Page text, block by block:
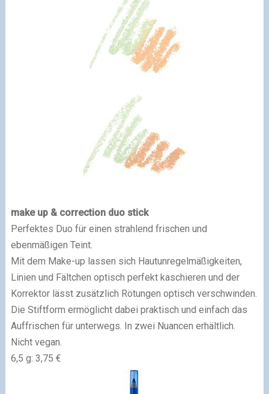
make up & correction duo stick
Perfektes Duo für einen strahlend frischen und
ebenmäßigen Teint.
Mit dem Make-up lassen sich Hautunregelmäßigkeiten,
Linien und Fältchen optisch perfekt kaschieren und der
Korrektor lässt zusätzlich Rötungen optisch verschwinden.
Die Stiftform ermöglicht dabei praktisch und einfach das
Auffrischen für unterwegs. In zwei Nuancen erhältlich.
Nicht vegan.
6,5 g: 3,75 €